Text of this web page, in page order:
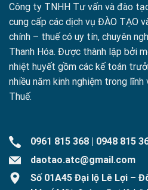
Công ty TNHH Tư vấn và đào
cung cấp các dịch vụ ĐÀO TẠO
chính – thuế có uy tín, chuyên
Thanh Hóa. Được thành lập bởi
nhiệt huyết gồm các kế toán
nhiều năm kinh nghiệm trong
Thuế.
0961 815 368
0948 815
daotao.atc@gmail.com
Số 01A45 Đại lộ Lê Lợi –